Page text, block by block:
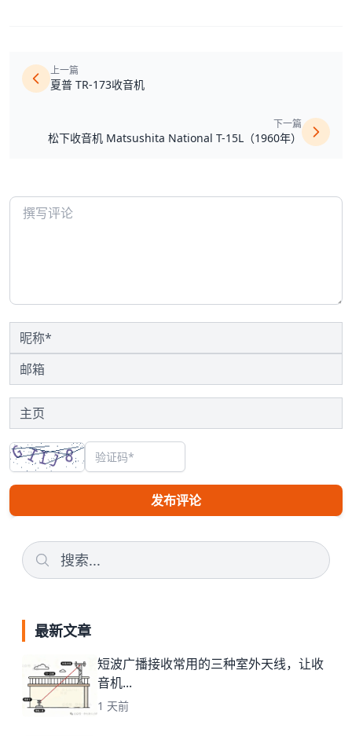
上一篇
夏普 TR-173收音机
下一篇
松下收音机 Matsushita National T-15L（1960年）
发布评论
最新文章
短波广播接收常用的三种室外天线，让收
音机...
1 天前